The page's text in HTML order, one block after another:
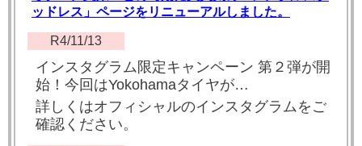
ッドレス」ページをリニューアルしました。
R4/11/13
インスタグラム限定キャンペーン 第２弾が開
始！今回はYokohamaタイヤが…
詳しくはオフィシャルのインスタグラムをご
確認ください。